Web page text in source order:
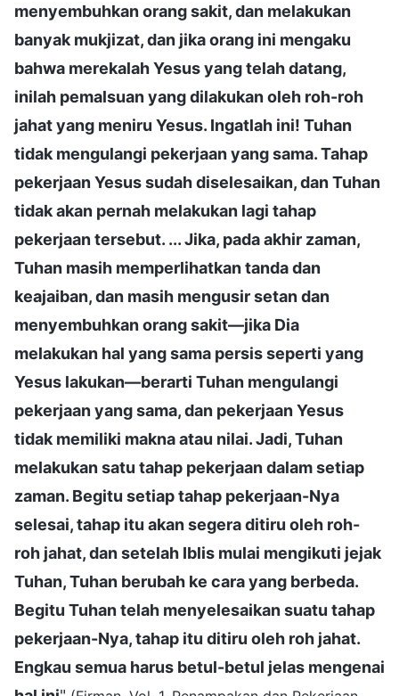
menyembuhkan orang sakit, dan melakukan
banyak mukjizat, dan jika orang ini mengaku
bahwa merekalah Yesus yang telah datang,
inilah pemalsuan yang dilakukan oleh roh-roh
jahat yang meniru Yesus. Ingatlah ini! Tuhan
tidak mengulangi pekerjaan yang sama. Tahap
pekerjaan Yesus sudah diselesaikan, dan Tuhan
tidak akan pernah melakukan lagi tahap
pekerjaan tersebut. ... Jika, pada akhir zaman,
Tuhan masih memperlihatkan tanda dan
keajaiban, dan masih mengusir setan dan
menyembuhkan orang sakit—jika Dia
melakukan hal yang sama persis seperti yang
Yesus lakukan—berarti Tuhan mengulangi
pekerjaan yang sama, dan pekerjaan Yesus
tidak memiliki makna atau nilai. Jadi, Tuhan
melakukan satu tahap pekerjaan dalam setiap
zaman. Begitu setiap tahap pekerjaan-Nya
selesai, tahap itu akan segera ditiru oleh roh-
roh jahat, dan setelah Iblis mulai mengikuti jejak
Tuhan, Tuhan berubah ke cara yang berbeda.
Begitu Tuhan telah menyelesaikan suatu tahap
pekerjaan-Nya, tahap itu ditiru oleh roh jahat.
Engkau semua harus betul-betul jelas mengenai